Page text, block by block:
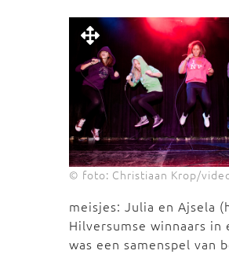
© foto: Christiaan Krop/
meisjes: Julia en Ajsela
Hilversumse winnaars
was een samenspel van